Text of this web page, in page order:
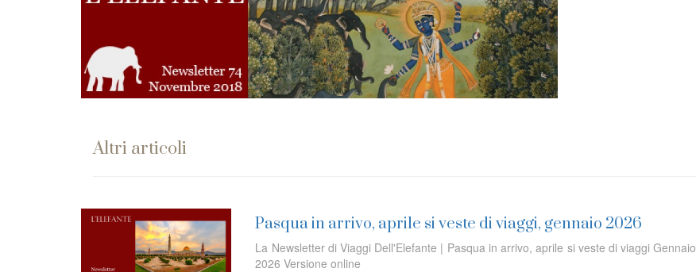
Altri articoli
Pasqua in arrivo, aprile si veste di viaggi, gennaio 2026
La Newsletter di Viaggi Dell'Elefante | Pasqua in arrivo, aprile si veste di viaggi Gennaio
2026 Versione online